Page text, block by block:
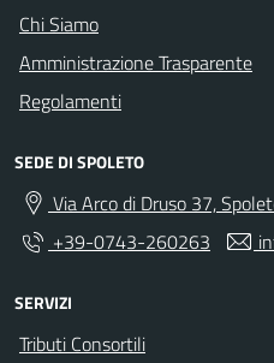
Chi Siamo
Amministrazione Trasparente
Regolamenti
SEDE DI SPOLETO
Via Arco di Druso 37,
+39-0743-260263
SERVIZI
Tributi Consortili